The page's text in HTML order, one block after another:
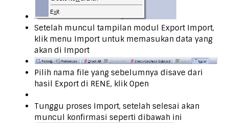
Setelah muncul tampilan modul Export Import,
klik menu Import untuk memasukan data yang
akan di Import
Pilih nama file yang sebelumnya disave dari
hasil Export di RENE, klik Open
Tunggu proses Import, setelah selesai akan
muncul konfirmasi seperti dibawah ini